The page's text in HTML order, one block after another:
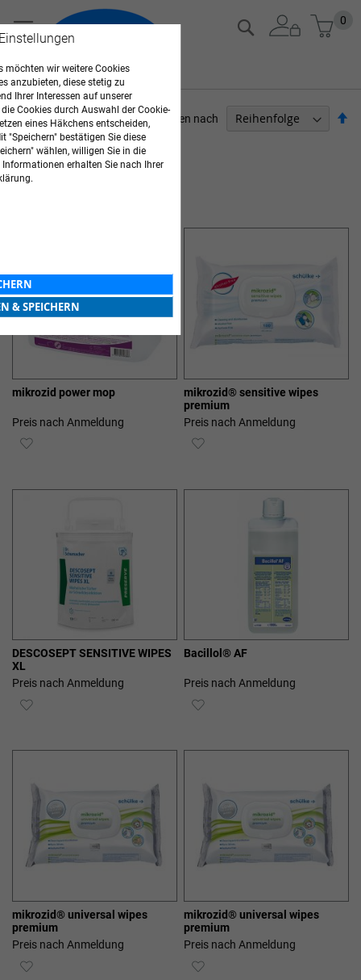
Zum
Inhalt
0
Suche
9Elemente
Sortieren nach
mikrozid power mop
Preis nach Anmeldung
ZUR
mikrozid® sensitive wipes
premium
Preis nach Anmeldung
ZUR
HINZUFÜGEN
DESCOSEPT SENSITIVE WIPES
XL
Preis nach Anmeldung
ZUR
Bacillol® AF
Preis nach Anmeldung
ZUR
mikrozid® universal wipes
premium
Preis nach Anmeldung
ZUR
mikrozid® universal wipes
premium
Preis nach Anmeldung
ZUR
PFLEGEBEDARF
möchten wir weitere Cookies
anzubieten, diese stetig zu
Ihrer Interessen auf unserer
Cookies durch Auswahl der Cookie-
eines Häkchens entscheiden,
"Speichern" bestätigen Sie diese
wählen, willigen Sie in die
erhalten Sie nach Ihrer
& SPEICHERN